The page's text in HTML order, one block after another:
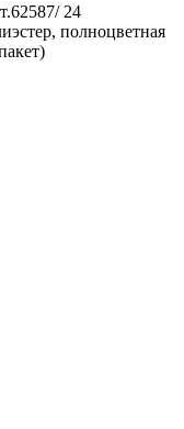
24
полноцветная